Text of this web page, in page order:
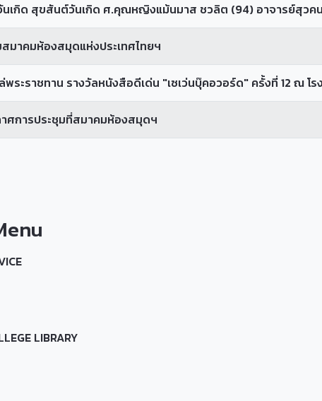
นเกิด สุขสันต์วันเกิด ศ.คุณหญิงแม้นมาส ชวลิต (94) อาจารย์สุว
มาคมห้องสมุดแห่งประเทศไทยฯ
พระราชทาน รางวัลหนังสือดีเด่น "เซเว่นบุ๊คอวอร์ด" ครั้งที่ 12 ณ โ
ศการประชุมที่สมาคมห้องสมุดฯ
LIBRARY